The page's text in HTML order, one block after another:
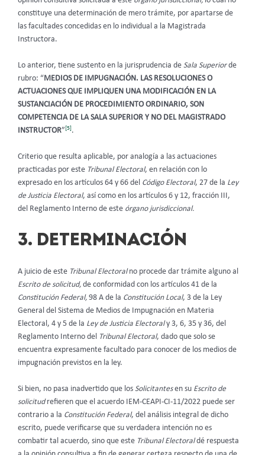
constituye una determinación de mero trámite, por apartarse de
las facultades concedidas en lo individual a la Magistrada
Instructora.
Lo anterior, tiene sustento en la jurisprudencia de Sala Superiorde
rubro: “ MEDIOS DE IMPUGNACIÓN. LAS RESOLUCIONES O
ACTUACIONES QUE IMPLIQUEN UNA MODIFICACIÓN EN LA
SUSTANCIACIÓN DE PROCEDIMIENTO ORDINARIO, SON
COMPETENCIA DE LA SALA SUPERIOR Y NO DEL MAGISTRADO
INSTRUCTOR”[5].
Criterio que resulta aplicable, por analogía a las actuaciones
practicadas por este Tribunal Electoral, en relación con lo
expresado en los artículos 64 y 66 del Código Electoral, 27 de la Ley
de Justicia Electoral, así como en los artículos 6 y 12, fracción III,
del Reglamento Interno de este órgano jurisdiccional.
3. DETERMINACIÓN
A juicio de este Tribunal Electoralno procede dar trámite alguno al
Escrito de solicitud, de conformidad con los artículos 41 de la
Constitución Federal, 98 A de la Constitución Local, 3 de la Ley
General del Sistema de Medios de Impugnación en Materia
Electoral, 4 y 5 de la Ley de Justicia Electoraly 3, 6, 35 y 36, del
Reglamento Interno del
Tribunal Electoral, dado que solo se
encuentra expresamente facultado para conocer de los medios de
impugnación previstos en la ley.
Si bien, no pasa inadvertido que los Solicitantesen su Escrito de
solicitudrefieren que el acuerdo IEM-CEAPI-CI-11/2022 puede ser
contrario a la Constitución Federal, del análisis integral de dicho
escrito, puede verificarse que su verdadera intención no es
combatir tal acuerdo, sino que este Tribunal Electoraldé respuesta